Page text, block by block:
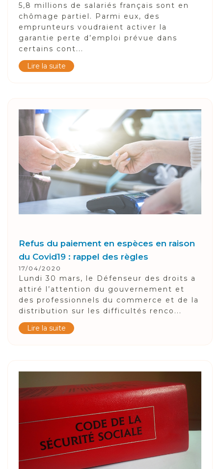
5,8 millions de salariés français sont en
chômage partiel. Parmi eux, des
emprunteurs voudraient activer la
garantie perte d’emploi prévue dans
certains cont...
Lire la suite
Refus du paiement en espèces en raison
du Covid19 : rappel des règles
17/04/2020
Lundi 30 mars, le Défenseur des droits a
attiré l’attention du gouvernement et
des professionnels du commerce et de la
distribution sur les difficultés renco...
Lire la suite